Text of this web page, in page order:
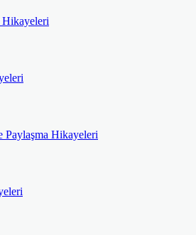
Paylaşma Hikayeleri